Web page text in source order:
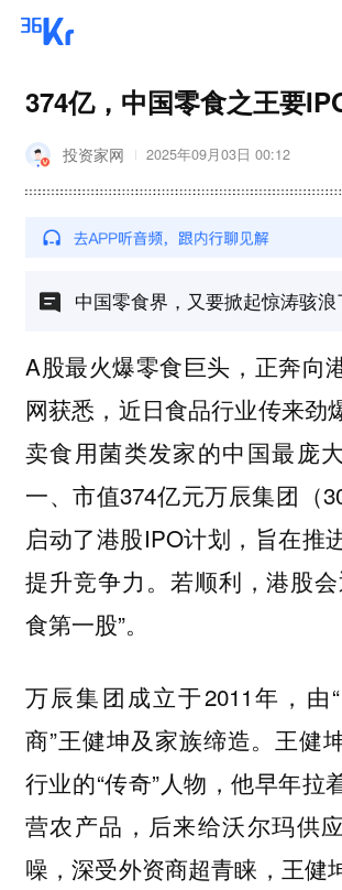
374亿，中国零食之王要
投资家网 2025年09月03日 00:12
中国零食界，又要掀起惊涛骇浪
A股最火爆零食巨头，正奔向
网获悉，近日食品行业传来劲
卖食用菌类发家的中国最庞
一、市值374亿元万辰集团（
启动了港股IPO计划，旨在推
提升竞争力。若顺利，港股
食第一股”。
万辰集团成立于2011年，由
商”王健坤及家族缔造。王健
行业的“传奇”人物，他早年拉
营农产品，后来给沃尔玛供
噪，深受外资商超青睐，王健